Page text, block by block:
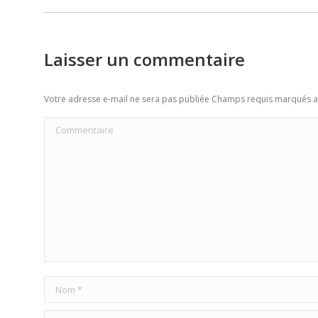
Laisser un commentaire
Votre adresse e-mail ne sera pas publiée Champs requis marqués
Commentaire
Nom *